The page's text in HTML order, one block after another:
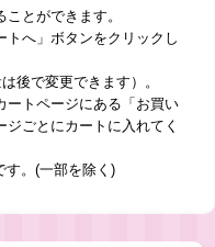
とができます。
トへ」ボタンをクリックし
後で変更できます）。
ートページにある「お買い
ごとにカートに入れてく
す。(一部を除く)